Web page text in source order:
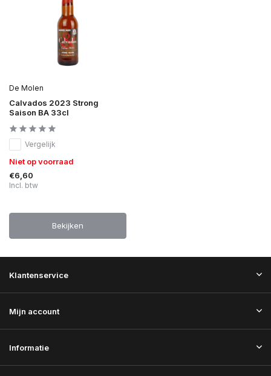
De Molen
Calvados 2023 Strong
Saison BA 33cl
Vergelijk
Niet op voorraad
€6,60
Incl. btw
Bekijken
Klantenservice
Mijn account
Informatie